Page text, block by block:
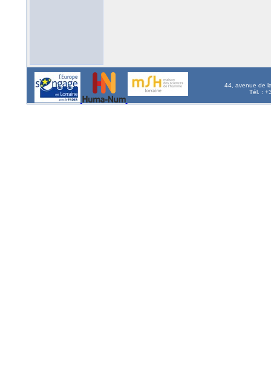
44, avenue de
Tél. :